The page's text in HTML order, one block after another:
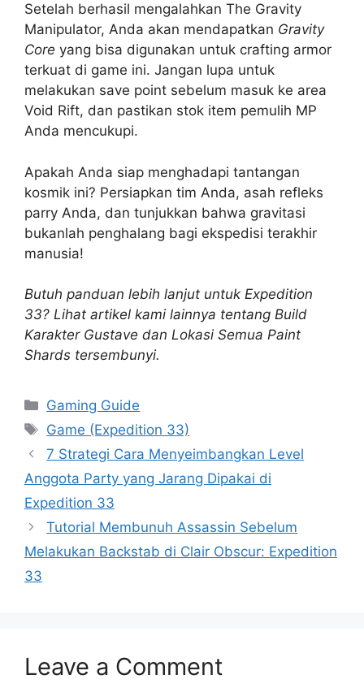
Setelah berhasil mengalahkan The Gravity
Manipulator, Anda akan mendapatkan Gravity
Core yang bisa digunakan untuk crafting armor
terkuat di game ini. Jangan lupa untuk
melakukan save point sebelum masuk ke area
Void Rift, dan pastikan stok item pemulih MP
Anda mencukupi.
Apakah Anda siap menghadapi tantangan
kosmik ini? Persiapkan tim Anda, asah refleks
parry Anda, dan tunjukkan bahwa gravitasi
bukanlah penghalang bagi ekspedisi terakhir
manusia!
Butuh panduan lebih lanjut untuk Expedition
33? Lihat artikel kami lainnya tentang Build
Karakter Gustave dan Lokasi Semua Paint
Shards tersembunyi.
Categories
Gaming Guide
Tags
Game (Expedition 33)
7 Strategi Cara Menyeimbangkan Level
Anggota Party yang Jarang Dipakai di
Expedition 33
Tutorial Membunuh Assassin Sebelum
Melakukan Backstab di Clair Obscur: Expedition
33
Leave a Comment